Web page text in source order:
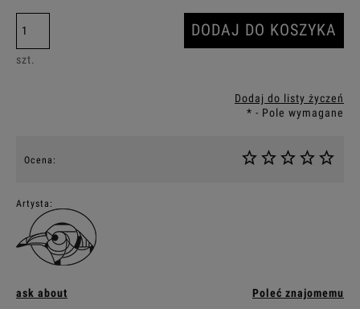
szt.
DODAJ DO KOSZYKA
Dodaj do listy życzeń
* - Pole wymagane
Ocena:
Artysta:
ask about Poleć znajomemu